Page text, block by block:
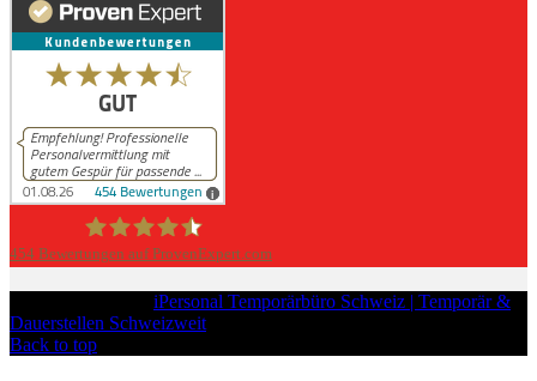
454 Bewertungen auf ProvenExpert.com
iPersonal Temporärbüro Schweiz | Temporär &
Dauerstellen Schweizweit
Back to top